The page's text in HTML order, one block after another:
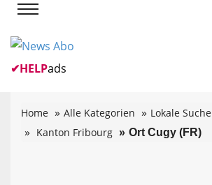
✔HELPads
Home Alle Kategorien
Lokale Suche
Kanton Fribourg
Ort Cugy (FR)